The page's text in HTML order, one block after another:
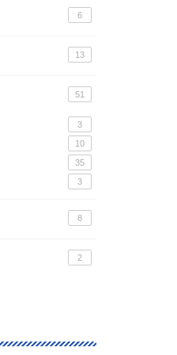
6
13
51
3
10
35
3
8
2